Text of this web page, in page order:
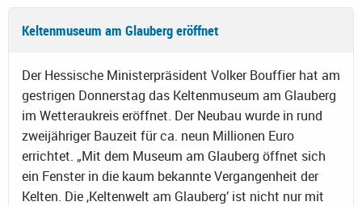
Keltenmuseum am Glauberg eröffnet
Der Hessische Ministerpräsident Volker Bouffier hat am
gestrigen Donnerstag das Keltenmuseum am Glauberg
im Wetteraukreis eröffnet. Der Neubau wurde in rund
zweijähriger Bauzeit für ca. neun Millionen Euro
errichtet. „Mit dem Museum am Glauberg öffnet sich
ein Fenster in die kaum bekannte Vergangenheit der
Kelten. Die ,Keltenwelt am Glauberg’ ist nicht nur mit